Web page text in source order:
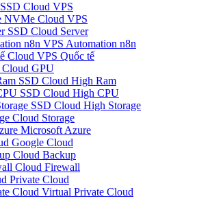
SSD Cloud VPS
NVMe Cloud VPS
SSD Cloud Server
VPS Automation n8n
Cloud VPS Quốc tế
Cloud GPU
SSD Cloud High Ram
SSD Cloud High CPU
SSD Cloud High Storage
Cloud Storage
Microsoft Azure
Google Cloud
Cloud Backup
Cloud Firewall
Private Cloud
Virtual Private Cloud